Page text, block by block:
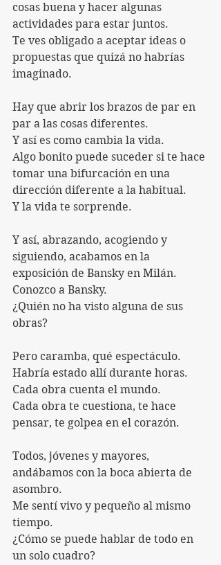
cosas buena y hacer algunas
actividades para estar juntos.
Te ves obligado a aceptar ideas o
propuestas que quizá no habrías
imaginado.
Hay que abrir los brazos de par en
par a las cosas diferentes.
Y así es como cambia la vida.
Algo bonito puede suceder si te hace
tomar una bifurcación en una
dirección diferente a la habitual.
Y la vida te sorprende.
Y así, abrazando, acogiendo y
siguiendo, acabamos en la
exposición de Bansky en Milán.
Conozco a Bansky.
¿Quién no ha visto alguna de sus
obras?
Pero caramba, qué espectáculo.
Habría estado allí durante horas.
Cada obra cuenta el mundo.
Cada obra te cuestiona, te hace
pensar, te golpea en el corazón.
Todos, jóvenes y mayores,
andábamos con la boca abierta de
asombro.
Me sentí vivo y pequeño al mismo
tiempo.
¿Cómo se puede hablar de todo en
un solo cuadro?